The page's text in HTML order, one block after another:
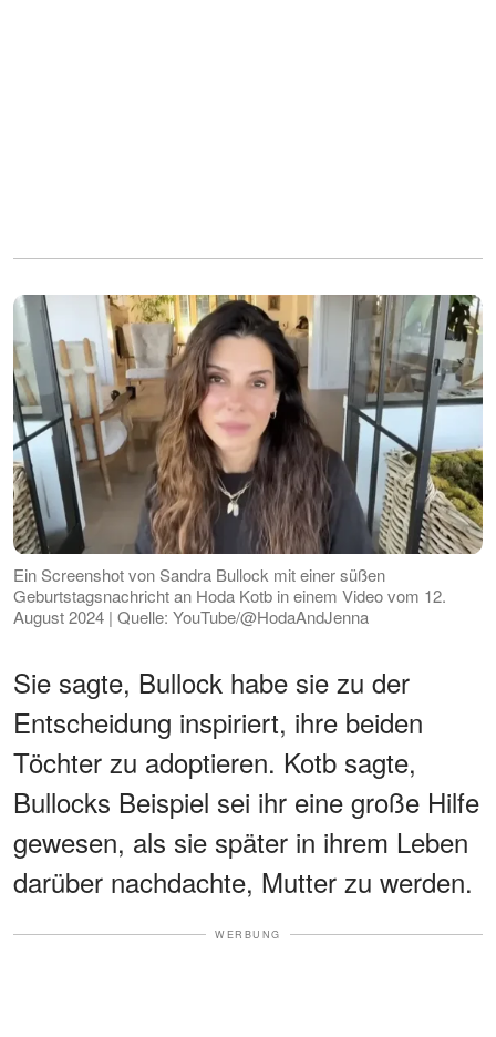
Ein Screenshot von Sandra Bullock mit einer süßen
Geburtstagsnachricht an Hoda Kotb in einem Video vom 12.
August 2024 | Quelle: YouTube/@HodaAndJenna
Sie sagte, Bullock habe sie zu der
Entscheidung inspiriert, ihre beiden
Töchter zu adoptieren. Kotb sagte,
Bullocks Beispiel sei ihr eine große Hilfe
gewesen, als sie später in ihrem Leben
darüber nachdachte, Mutter zu werden.
WERBUNG